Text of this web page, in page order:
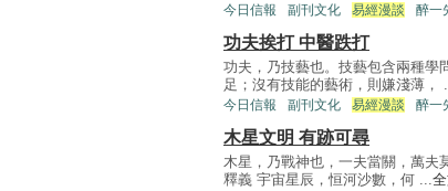
今日信報 副刊文化 易經漫談 醉一
功夫挨打 中醫跌打
功夫，乃技藝也。技藝包含兩種學
足；沒有技能的藝術，則嫌淺薄，
今日信報 副刊文化 易經漫談 醉一
木星文明 有跡可尋
木星，乃戰神也，一夫當關，萬夫
釋義 宇宙星辰，恒河沙數，何 ...